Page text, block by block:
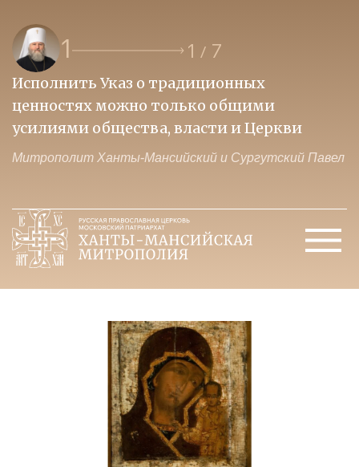
1 1 / 7
Исполнить Указ о традиционных
ценностях можно только общими
усилиями общества, власти и Церкви
Митрополит Ханты-Мансийский и Сургутский Павел